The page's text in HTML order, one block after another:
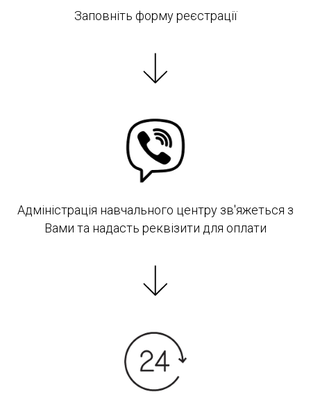
Заповніть форму реєстрації
Адміністрація навчального центру зв'яжеться з
Вами та надасть реквізити для оплати